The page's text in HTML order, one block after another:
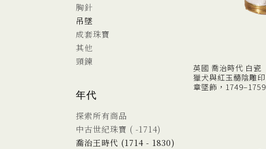
胸針
吊墜
成套珠寶
其他
頸鍊
年代
探索所有商品
中古世紀珠寶 ( -1714)
喬治王時代 (1714 - 1830)
英國 喬治時代 白瓷
獵犬與紅玉髓陰雕印
章墜飾，1749–1759